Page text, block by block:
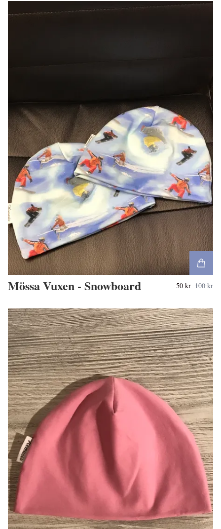
Mössa Vuxen - Snowboard 50 kr 100 kr